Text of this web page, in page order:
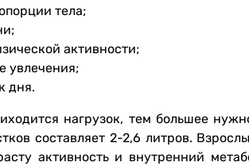
тела;
активности;
увлечения;
дня.
нагрузок, тем большее
составляет 2-2,6 литров.
активность и внутренний